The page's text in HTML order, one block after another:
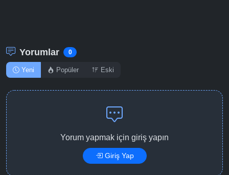
Bölüm No: 13
Yorumlar 0
Yeni Popüler Eski
Yorum yapmak için giriş yapın
Giriş Yap